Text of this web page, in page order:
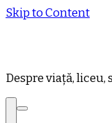
Skip to Content
Despre viață,